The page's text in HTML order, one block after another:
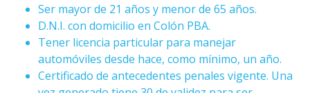
Ser mayor de 21 años y menor de 65 años.
D.N.I. con domicilio en Colón PBA.
Tener licencia particular para manejar
automóviles desde hace, como mínimo, un año.
Certificado de antecedentes penales vigente. Una